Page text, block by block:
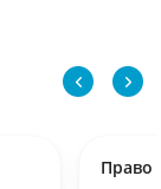
Право